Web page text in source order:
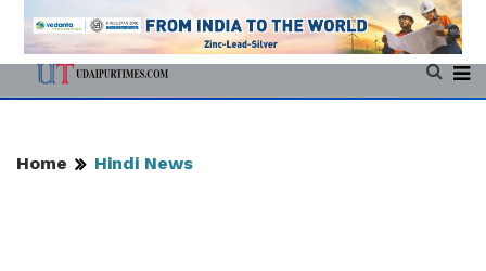
Home Hindi News